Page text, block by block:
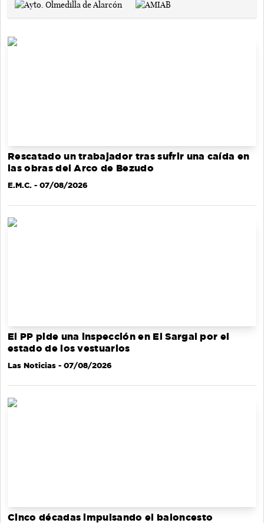
Rescatado un trabajador tras sufrir una caída en
las obras del Arco de Bezudo
E.M.C. - 07/08/2026
El PP pide una inspección en El Sargal por el
estado de los vestuarios
Las Noticias - 07/08/2026
Cinco décadas impulsando el baloncesto